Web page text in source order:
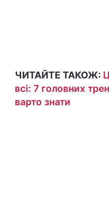
ЧИТАЙТЕ ТАКОЖ:
всі: 7 головних
варто знати